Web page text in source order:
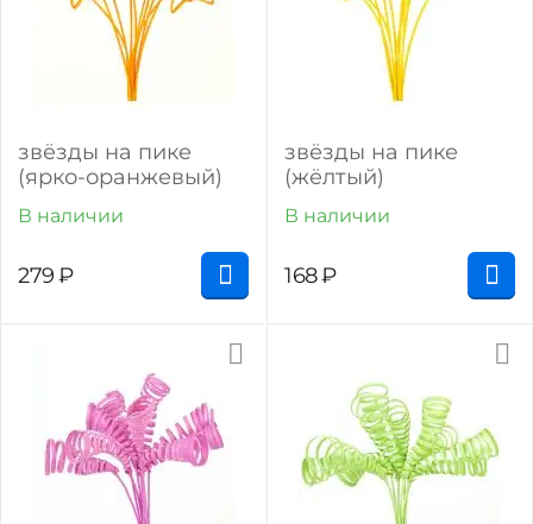
звёзды на пике
(ярко-оранжевый)
В наличии
279₽
звёзды на пике
(жёлтый)
В наличии
168₽